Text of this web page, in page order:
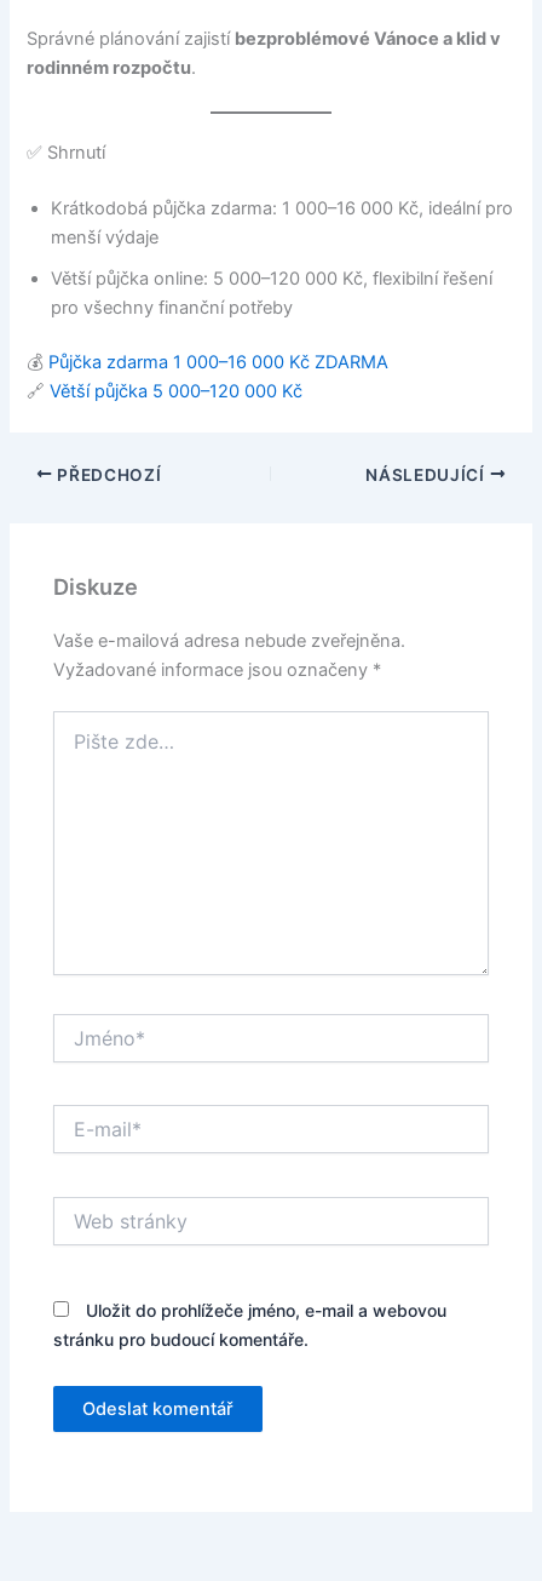
Správné plánování zajistí bezproblémové Vánoce a klid v
rodinném rozpočtu.
✅ Shrnutí
Krátkodobá půjčka zdarma: 1 000–16 000 Kč, ideální pro
menší výdaje
Větší půjčka online: 5 000–120 000 Kč, flexibilní řešení
pro všechny finanční potřeby
💰 Půjčka zdarma 1 000–16 000 Kč ZDARMA
🔗Větší půjčka 5 000–120 000 Kč
PŘEDCHOZÍ NÁSLEDUJÍCÍ
Diskuze
Vaše e-mailová adresa nebude zveřejněna.
Vyžadované informace jsou označeny *
zde…
mail*
stránky
Uložit do prohlížeče jméno, e-mail a webovou
stránku pro budoucí komentáře.